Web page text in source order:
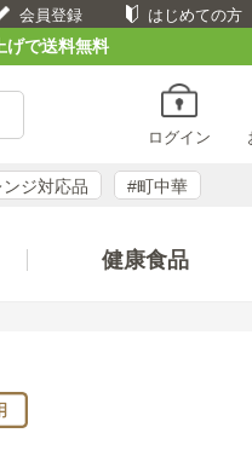
会員登録 はじめての方
で送料無料
ログイン
ジ対応品 #町中華
健康食品